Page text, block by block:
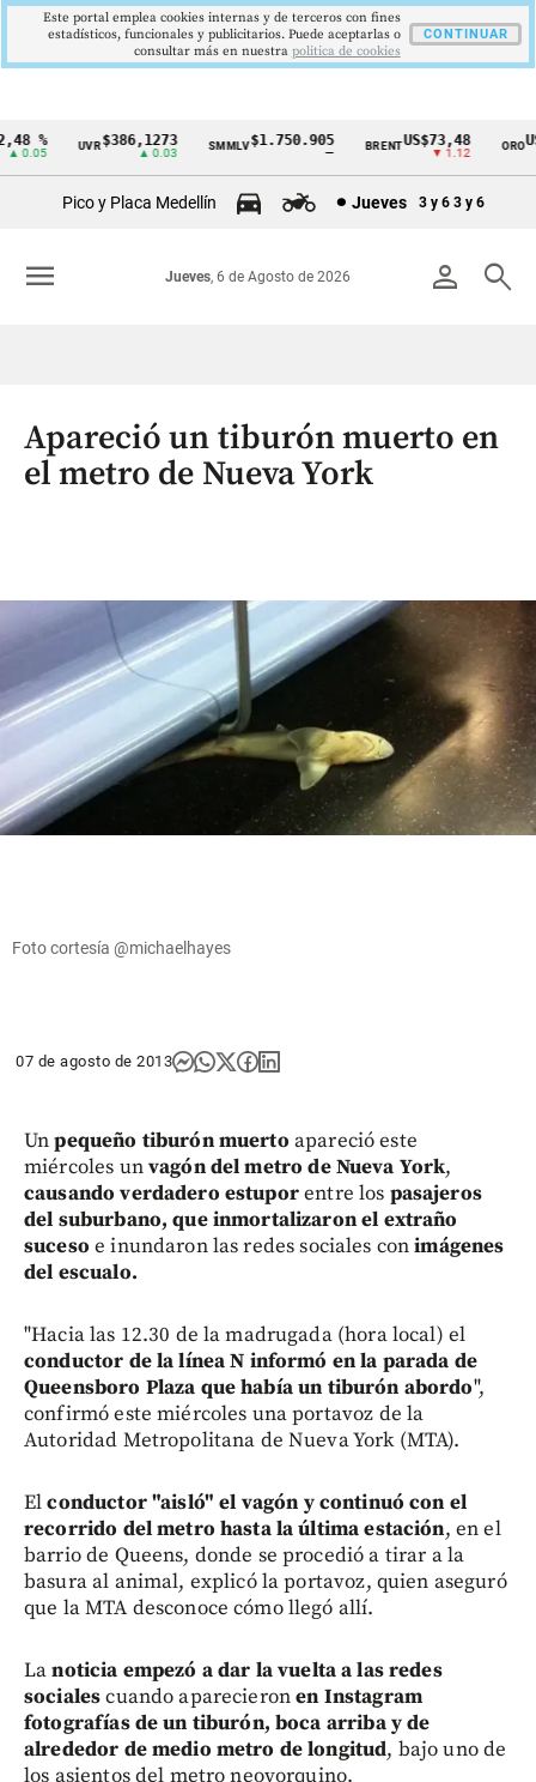
Cintillo
Colombia
% UVR$386,1273
▲ 0.03
SMMLV$1.750.905 BRENTUS$73,48
▼ 1.12
ORO
Pico y Placa Medellín Jueves 3 y 6 3 y 6
person search
Jueves, 6 de Agosto de 2026
menu
Apareció un tiburón muerto en
el metro de Nueva York
Foto cortesía @michaelhayes
07 de agosto de 2013
Unpequeño tiburón muerto apareció este
miércoles unvagón del metro de Nueva York,
causando verdadero estuporentre los pasajeros
del suburbano, que inmortalizaron el extraño
suceso e inundaron las redes sociales conimágenes
del escualo.
"Hacia las 12.30 de la madrugada (hora local) el
conductor de la línea N informó en la parada de
Queensboro Plaza que había un tiburón abordo",
confirmó este miércoles una portavoz de la
Autoridad Metropolitana de Nueva York (MTA).
Elconductor "aisló" el vagón y continuó con el
recorrido del metro hasta la última estación, en el
barrio de Queens, donde se procedió a tirar a la
basura al animal, explicó la portavoz, quien aseguró
que la MTA desconoce cómo llegó allí.
Lanoticia empezó a dar la vuelta a las redes
socialescuando aparecieronen Instagram
fotografías de un tiburón, boca arriba y de
alrededor de medio metro de longitud, bajo uno de
los asientos del metro neoyorquino.
Este portal emplea cookies internas y de terceros con fines
estadísticos, funcionales y publicitarios. Puede aceptarlas o
consultar más en nuestra politica de cookies
CONTINUAR